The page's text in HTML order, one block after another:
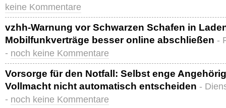
keine Kommentare
vzhh-Warnung vor Schwarzen Schafen in
Mobilfunkverträge besser online abschließen -
- noch keine Kommentare
Vorsorge für den Notfall: Selbst enge
Vollmacht nicht automatisch entscheiden -
- noch keine Kommentare